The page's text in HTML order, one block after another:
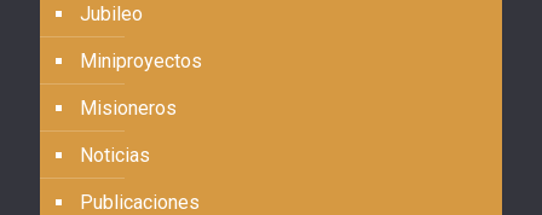
Jubileo
Miniproyectos
Misioneros
Noticias
Publicaciones